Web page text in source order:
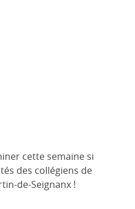
cette semaine si
des collégiens de
de-Seignanx !